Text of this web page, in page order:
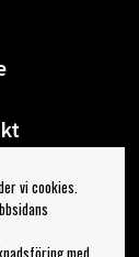
vi cookies.
med